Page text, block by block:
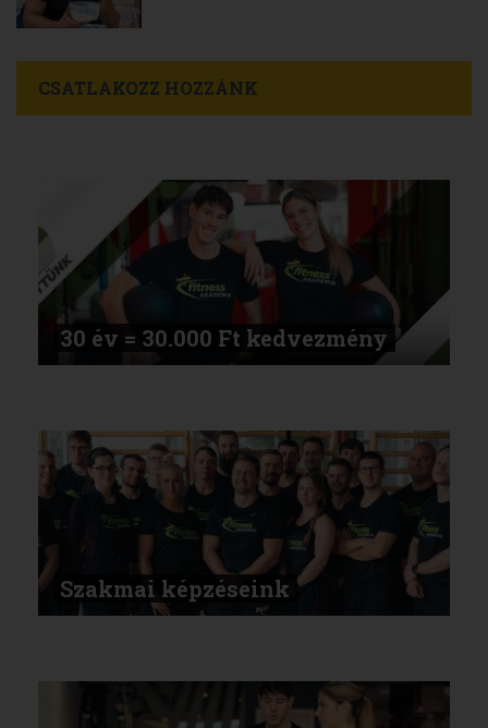
CSATLAKOZZ HOZZÁNK
30 év = 30.000 Ft kedvezmény
Szakmai képzéseink